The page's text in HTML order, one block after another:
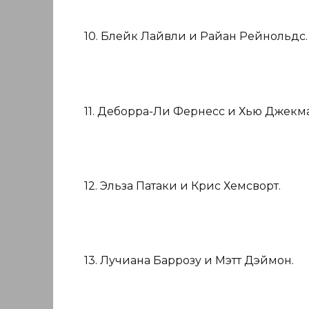
10. Блейк Лайвли и Райан Рейнольдс.
11. Деборра-Ли Фернесс и Хью
12. Эльза Патаки и Крис Хемсворт.
13. Лучиана Баррозу и Мэтт Дэймон.